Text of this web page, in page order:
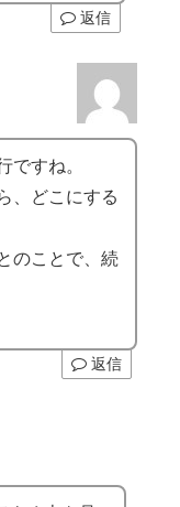
返信
ですね。
、どこにする
のことで、続
返信